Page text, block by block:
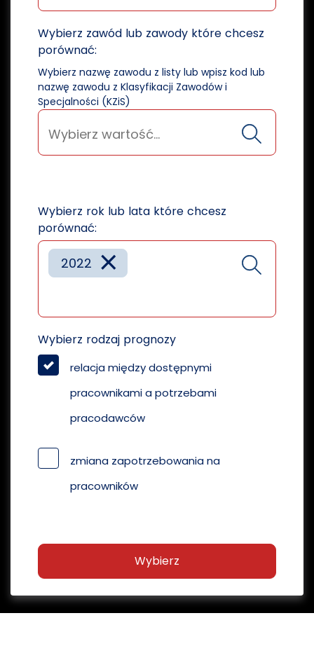
Wybierz zawód lub zawody które chcesz
porównać:
Wybierz nazwę zawodu z listy lub wpisz kod lub
nazwę zawodu z Klasyfikacji Zawodów i
Specjalności (KZiS)
Wybierz rok lub lata które chcesz
porównać:
×
2022
Wybierz rodzaj prognozy
relacja między dostępnymi
pracownikami a potrzebami
pracodawców
zmiana zapotrzebowania na
pracowników
Wybierz